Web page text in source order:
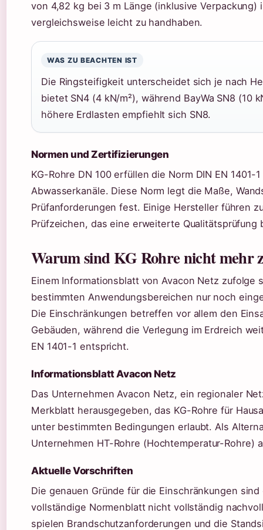
von 4,82 kg bei 3 m Länge (inklusive Verpackung)
vergleichsweise leicht zu handhaben.
WAS ZU BEACHTEN IST
Die Ringsteifigkeit unterscheidet sich je nach
bietet SN4 (4 kN/m²), während BayWa SN8 (10
höhere Erdlasten empfiehlt sich SN8.
Normen und Zertifizierungen
KG-Rohre DN 100 erfüllen die Norm DIN EN 1401-
Abwasserkanäle. Diese Norm legt die Maße,
Prüfanforderungen fest. Einige Hersteller führen
Prüfzeichen, das eine erweiterte Qualitätsprüfung
Warum sind KG Rohre nicht mehr
Einem Informationsblatt von Avacon Netz zufolge
bestimmten Anwendungsbereichen nur noch
Die Einschränkungen betreffen vor allem den
Gebäuden, während die Verlegung im Erdreich
EN 1401-1 entspricht.
Informationsblatt Avacon Netz
Das Unternehmen Avacon Netz, ein regionaler
Merkblatt herausgegeben, das KG-Rohre für
unter bestimmten Bedingungen erlaubt. Als
Unternehmen HT-Rohre (Hochtemperatur-Rohre)
Aktuelle Vorschriften
Die genauen Gründe für die Einschränkungen
vollständige Normenblatt nicht vollständig
spielen Brandschutzanforderungen und die